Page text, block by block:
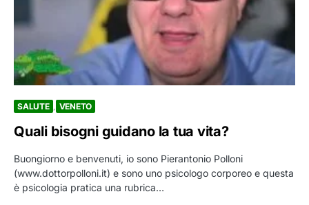
SALUTE VENETO
Quali bisogni guidano la tua vita?
Buongiorno e benvenuti, io sono Pierantonio Polloni
(www.dottorpolloni.it) e sono uno psicologo corporeo e questa
è psicologia pratica una rubrica…